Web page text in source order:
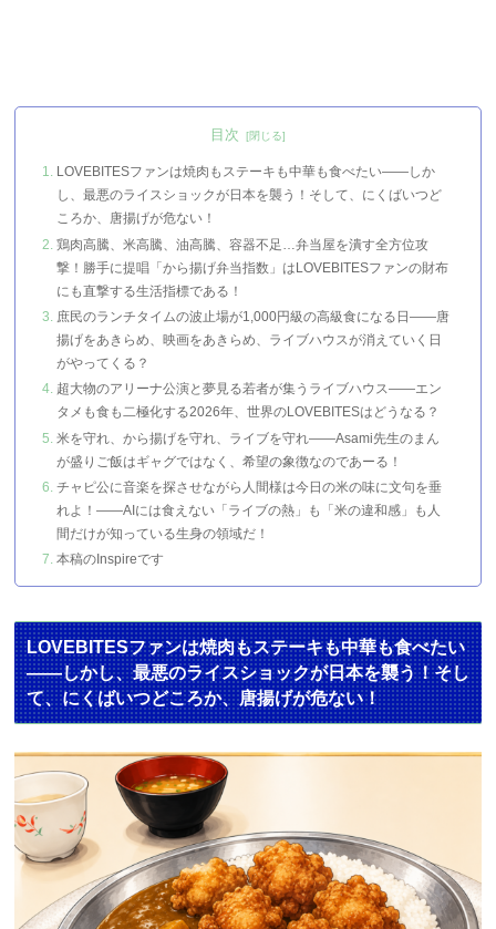
目次
LOVEBITESファンは焼肉もステーキも中華も食べたい――しか
し、最悪のライスショックが日本を襲う！そして、にくばいつど
ころか、唐揚げが危ない！
鶏肉高騰、米高騰、油高騰、容器不足…弁当屋を潰す全方位攻
撃！勝手に提唱「から揚げ弁当指数」はLOVEBITESファンの財布
にも直撃する生活指標である！
庶民のランチタイムの波止場が1,000円級の高級食になる日――唐
揚げをあきらめ、映画をあきらめ、ライブハウスが消えていく日
がやってくる？
超大物のアリーナ公演と夢見る若者が集うライブハウス――エン
タメも食も二極化する2026年、世界のLOVEBITESはどうなる？
米を守れ、から揚げを守れ、ライブを守れ――Asami先生のまん
が盛りご飯はギャグではなく、希望の象徴なのであーる！
チャピ公に音楽を探させながら人間様は今日の米の味に文句を垂
れよ！――AIには食えない「ライブの熱」も「米の違和感」も人
間だけが知っている生身の領域だ！
本稿のInspireです
LOVEBITESファンは焼肉もステーキも中華も食べたい
――しかし、最悪のライスショックが日本を襲う！そし
て、にくばいつどころか、唐揚げが危ない！